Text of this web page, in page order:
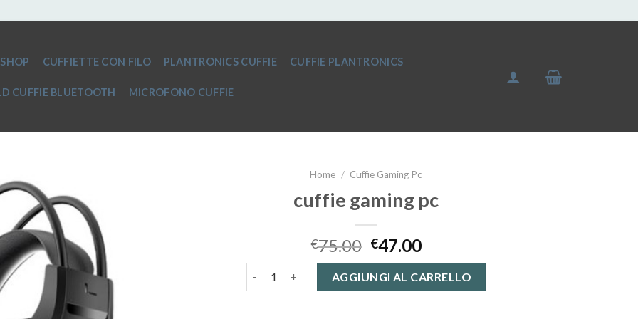
SHOP CUFFIETTE CON FILO PLANTRONICS CUFFIE CUFFIE PLANTRONICS
CUFFIE BLUETOOTH MICROFONO CUFFIE
Home / Cuffie Gaming Pc
cuffie gaming pc
€75.00 €47.00
AGGIUNGI AL CARRELLO